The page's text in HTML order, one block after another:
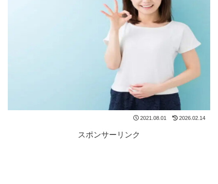
2021.08.01 2026.02.14
スポンサーリンク